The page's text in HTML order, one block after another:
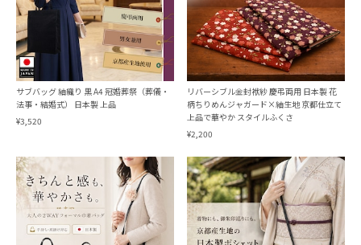
サブバッグ 紬織り 黒 A4 冠婚葬祭（葬儀・
法事・結婚式） 日本製 上品
¥3,520
リバーシブル金封袱紗 慶弔両用 日本製 花
柄ちりめんジャガード×紬生地 京都仕立て
上品で華やか スタイルふくさ
¥2,200